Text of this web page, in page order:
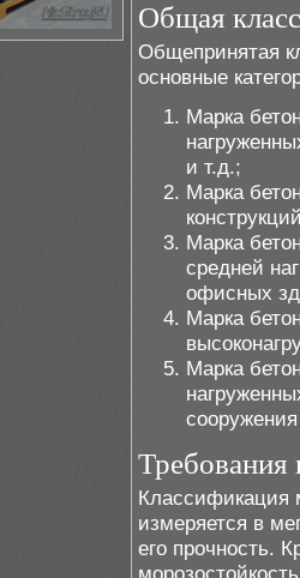
Общая
Общепринятая
основные
Марка
и т.д.;
Марка
Марка
средней
офисных
Марка
Марка
Требования
Классификация
измеряется в
его прочность.